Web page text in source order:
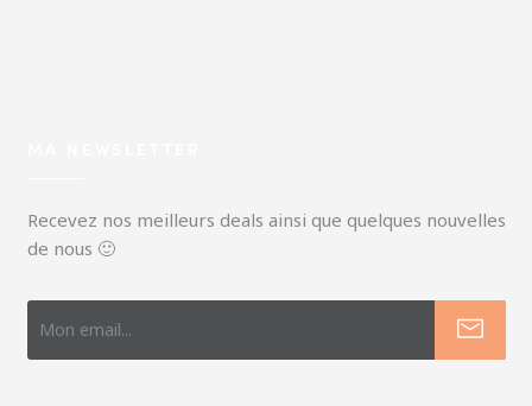
Recevez nos meilleurs deals ainsi que quelques nouvelles
de nous 🙂